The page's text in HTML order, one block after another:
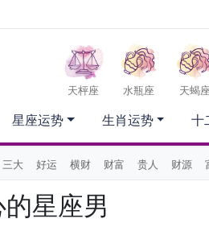
天枰座 水瓶座 天蝎座
三大 好运 横财 财富 贵人 财源
星座运势 生肖运势 十
星座男